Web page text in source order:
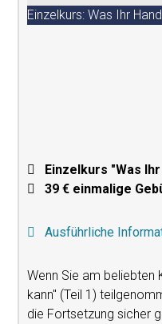
Einzelkurs: Was Ihr
Einzelkurs "Was
39 € einmalige
Ausführliche
Wenn Sie am beliebten
kann" (Teil 1)
die Fortsetzung sicher